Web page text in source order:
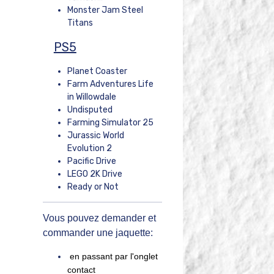
Monster Jam Steel
Titans
PS5
Planet Coaster
Farm Adventures Life
in Willowdale
Undisputed
Farming Simulator 25
Jurassic World
Evolution 2
Pacific Drive
LEGO 2K Drive
Ready or Not
Vous pouvez demander et
commander une jaquette:
en passant par l'onglet
contact